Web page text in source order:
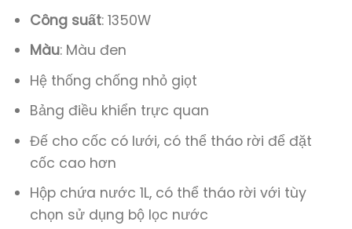
Công suất: 1350W
Màu: Màu đen
Hệ thống chống nhỏ giọt
Bảng điều khiển trực quan
Đế cho cốc có lưới, có thể tháo rời để đặt
cốc cao hơn
Hộp chứa nước 1L, có thể tháo rời với tùy
chọn sử dụng bộ lọc nước